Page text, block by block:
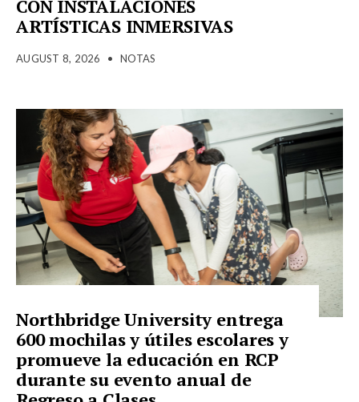
CON INSTALACIONES
ARTÍSTICAS INMERSIVAS
AUGUST 8, 2026 • NOTAS
Northbridge University entrega
600 mochilas y útiles escolares y
promueve la educación en RCP
durante su evento anual de